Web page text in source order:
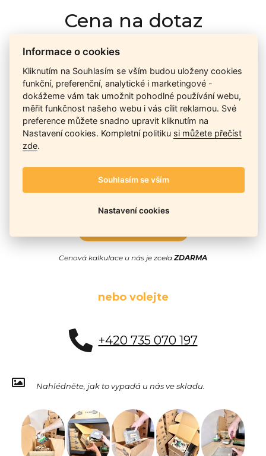
Cena na dotaz
výkonnosti a atypičnosti daného modelu. Pokusíme se
nabídnoutaktuálně nejlepší cenu , a Vy si vyberete, co je pro
Vás nejvýhodnější.
Telefon / Email
Cenová kalkulace u nás je zcelaZDARMA
nebo volejte
+420 735 070 197
Nahlédněte, jak to vypadá u nás ve skladu.
Informace o cookies
Kliknutím na Souhlasím se vším budou uloženy cookies
funkční, preferenční, analytické i marketingové -
dokážeme vám tak umožnit pohodlné používání webu,
měřit funkčnost našeho webu i vás cílit reklamou. Své
preference můžete snadno upravit kliknutím na
Nastavení cookies. Kompletní politiku si můžete přečíst
zde.
Souhlasím se vším
Nastavení cookies